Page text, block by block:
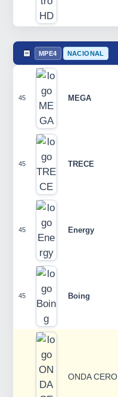
MPE4 NACIONAL
45 MEGA
45 TRECE
45 Energy
45 Boing
ONDA CERO